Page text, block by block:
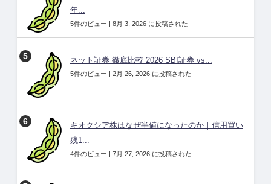
年...
5件のビュー | 8月 3, 2026 に投稿された
ネット証券 徹底比較 2026 SBI証券 vs...
5件のビュー | 2月 26, 2026 に投稿された
キオクシア株はなぜ半値になったのか｜信用買い
残1...
4件のビュー | 7月 27, 2026 に投稿された